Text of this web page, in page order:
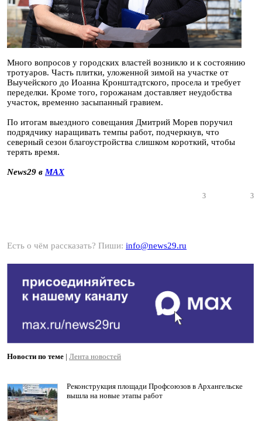
Много вопросов у городских властей возникло и к состоянию
тротуаров. Часть плитки, уложенной зимой на участке от
Выучейского до Иоанна Кронштадтского, просела и требует
переделки. Кроме того, горожанам доставляет неудобства
участок, временно засыпанный гравием.
По итогам выездного совещания Дмитрий Морев поручил
подрядчику наращивать темпы работ, подчеркнув, что
северный сезон благоустройства слишком короткий, чтобы
терять время.
News29 в MAX
3 3
Есть о чём рассказать? Пиши: info@news29.ru
Новости по теме | Лента новостей
Реконструкция площади Профсоюзов в Архангельске
вышла на новые этапы работ